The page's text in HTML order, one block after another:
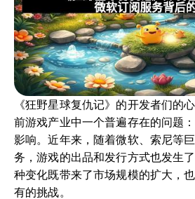
《狂野星球复仇记》的开发者们的
前游戏产业中一个普遍存在的问题
影响。近年来，随着微软、索尼等
务，游戏的出品和发行方式也发生
种变化既带来了市场规模的扩大，
有的挑战。